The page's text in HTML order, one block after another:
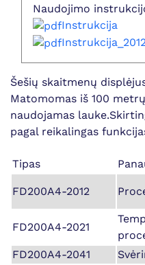
Naudojimo
Instrukcija
Šešių skaitmenų
Matomomas iš 100
naudojamas
pagal reikalingas
Tipas
FD200A4-2012
FD200A4-2021
FD200A4-2041